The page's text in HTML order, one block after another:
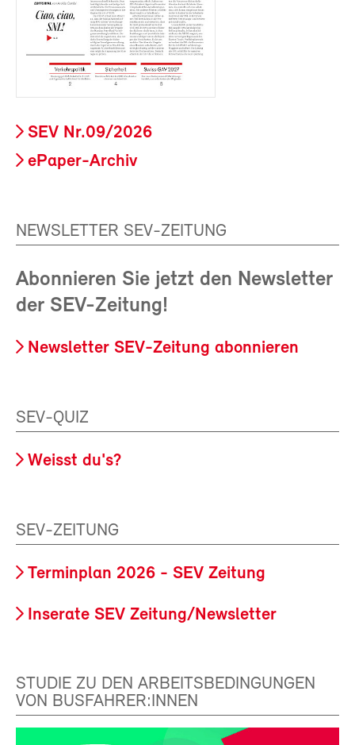
SEV Nr.09/2026
ePaper-Archiv
NEWSLETTER SEV-ZEITUNG
Abonnieren Sie jetzt den Newsletter
der SEV-Zeitung!
Newsletter SEV-Zeitung abonnieren
SEV-QUIZ
Weisst du's?
SEV-ZEITUNG
Terminplan 2026 - SEV Zeitung
Inserate SEV Zeitung/Newsletter
STUDIE ZU DEN ARBEITSBEDINGUNGEN
VON BUSFAHRER:INNEN